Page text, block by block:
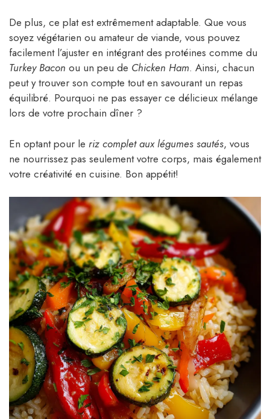
De plus, ce plat est extrêmement adaptable. Que vous
soyez végétarien ou amateur de viande, vous pouvez
facilement l’ajuster en intégrant des protéines comme du
Turkey Bacon ou un peu de Chicken Ham. Ainsi, chacun
peut y trouver son compte tout en savourant un repas
équilibré. Pourquoi ne pas essayer ce délicieux mélange
lors de votre prochain dîner ?
En optant pour le riz complet aux légumes sautés, vous
ne nourrissez pas seulement votre corps, mais également
votre créativité en cuisine. Bon appétit!